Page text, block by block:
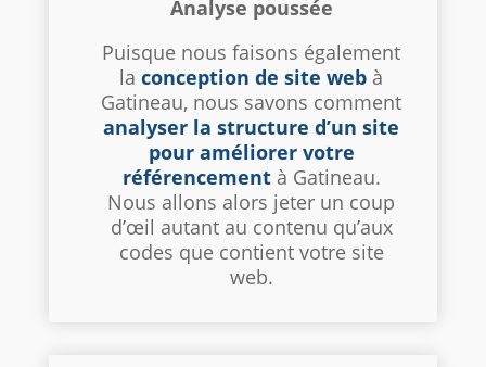
Analyse poussée
Puisque nous faisons également
la conception de site web à
Gatineau, nous savons comment
analyser la structure d’un site
pour améliorer votre
référencementà Gatineau.
Nous allons alors jeter un coup
d’œil autant au contenu qu’aux
codes que contient votre site
web.